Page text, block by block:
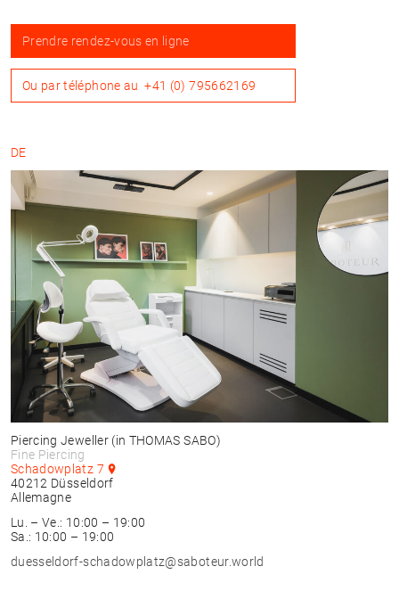
Prendre rendez-vous en ligne
Ou par téléphone au+41 (0) 795662169
DE
Piercing Jeweller (in THOMAS SABO)
Fine Piercing
Schadowplatz 7
40212 Düsseldorf
Allemagne
Lu. – Ve.: 10:00 – 19:00
Sa.: 10:00 – 19:00
duesseldorf-schadowplatz@saboteur.world